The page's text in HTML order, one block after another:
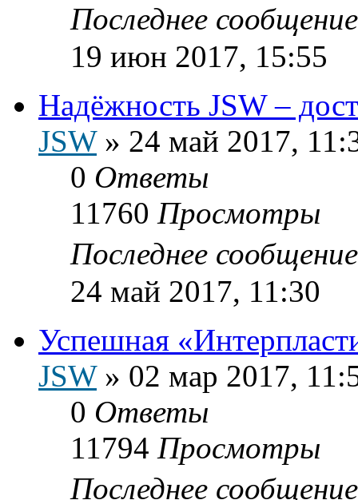
Последнее
19 июн 2017, 15:55
Надёжность JSW –
JSW» 24 май 2017,
0 Ответы
11760 Просмотры
Последнее
24 май 2017, 11:30
Успешная
JSW» 02 мар 2017,
0 Ответы
11794 Просмотры
Последнее